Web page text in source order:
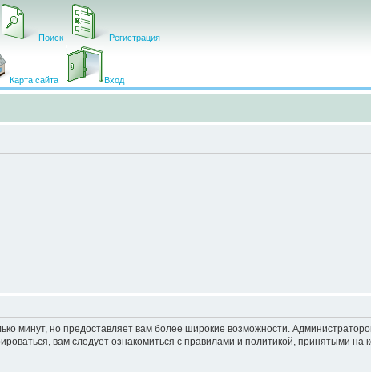
Поиск Регистрация
Карта сайта Вход
минут, но предоставляет вам более широкие возможности.
вам следует ознакомиться с правилами и политикой, принятыми